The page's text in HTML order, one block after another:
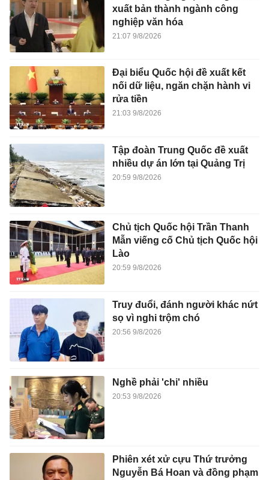
xuất bản thành ngành công
nghiệp văn hóa
21:07 9/8/2026
Đại biểu Quốc hội đề xuất kết
nối dữ liệu, ngăn chặn hành vi
rửa tiền
21:03 9/8/2026
Tập đoàn Trung Quốc đề xuất
nhiều dự án lớn tại Quảng Trị
20:59 9/8/2026
Chủ tịch Quốc hội Trần Thanh
Mẫn viếng cố Chủ tịch Quốc hội
Lào
20:59 9/8/2026
Truy đuổi, đánh người khác nứt
sọ vì nghi trộm chó
20:56 9/8/2026
Nghề phải 'chi' nhiều
20:53 9/8/2026
Phiên xét xử cựu Thứ trưởng
Nguyễn Bá Hoan và đồng phạm